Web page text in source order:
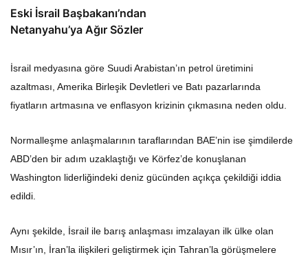
Eski İsrail Başbakanı’ndan
Netanyahu’ya Ağır Sözler
İsrail medyasına göre Suudi Arabistan’ın petrol üretimini
azaltması, Amerika Birleşik Devletleri ve Batı pazarlarında
fiyatların artmasına ve enflasyon krizinin çıkmasına neden oldu.
Normalleşme anlaşmalarının taraflarından BAE’nin ise şimdilerde
ABD’den bir adım uzaklaştığı ve Körfez’de konuşlanan
Washington liderliğindeki deniz gücünden açıkça çekildiği iddia
edildi.
Aynı şekilde, İsrail ile barış anlaşması imzalayan ilk ülke olan
Mısır’ın, İran’la ilişkileri geliştirmek için Tahran’la görüşmelere